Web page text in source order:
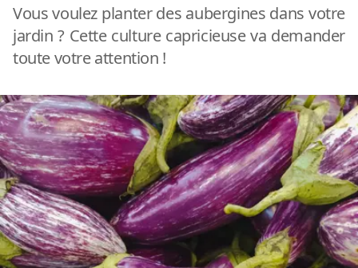
Vous voulez planter des aubergines dans votre
jardin ? Cette culture capricieuse va demander
toute votre attention !